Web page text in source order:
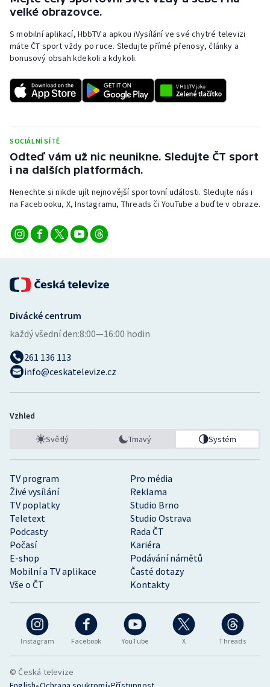
Ragby
Rychlobruslení
Short track
Sportovní střelba
Stolní tenis
Vodní slalom
velké obrazovce.
S mobilní aplikací, HbbTV a apkou iVysílání ve své chytré televizi
máte ČT sport vždy po ruce. Sledujte přímé přenosy, články a
bonusový obsah kdekoli a kdykoli.
SOCIÁLNÍ SÍTĚ
Odteď vám už nic neunikne. Sledujte ČT sport
i na dalších platformách.
Nenechte si nikde ujít nejnovější sportovní události. Sledujte nás i
na Facebooku, X, Instagramu, Threads či YouTube a buďte v obraze.
Instagram Facebook YouTube X Threads
TV program
Pro média
Živé vysílání
Reklama
TV poplatky
Studio Brno
Teletext
Studio Ostrava
Podcasty
Rada ČT
Počasí
Kariéra
E-shop
Podávání námětů
Mobilní a TV aplikace
Časté dotazy
Vše o ČT
Kontakty
Divácké centrum
každý všední den:8:00—16:00 hodin
261 136 113
info@ceskatelevize.cz
Vzhled
Světlý Tmavý Systém
© Česká televize